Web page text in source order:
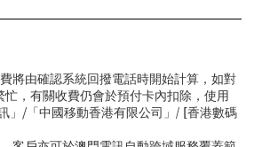
將由確認系統回撥電話時開始計算，如對
， 有關收費仍會於預付卡內扣除，使用
」 /「中國移動香港有限公司」/ [香港數碼